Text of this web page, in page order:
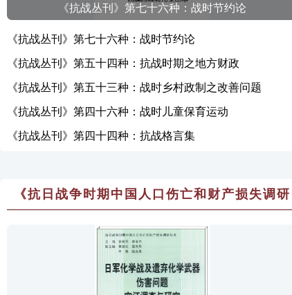
《抗战丛刊》第七十六种：战时节约论
《抗战丛刊》第七十六种：战时节约论
《抗战丛刊》第五十四种：抗战时期之地方财政
《抗战丛刊》第五十三种：战时乡村政制之改善问题
《抗战丛刊》第四十六种：战时儿童保育运动
《抗战丛刊》第四十四种：抗战格言集
《抗日战争时期中国人口伤亡和财产损失调研